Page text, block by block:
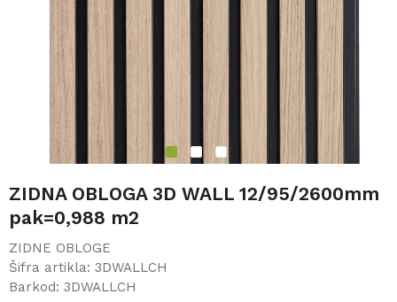
1 2 3
ZIDNA OBLOGA 3D WALL 12/95/2600mm
pak=0,988 m2
ZIDNE OBLOGE
Šifra artikla: 3DWALLCH
Barkod: 3DWALLCH